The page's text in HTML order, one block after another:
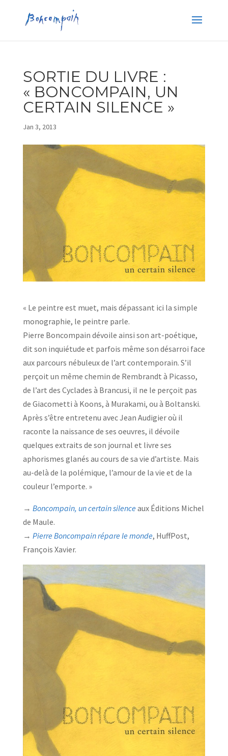
SORTIE DU LIVRE :
« BONCOMPAIN, UN
CERTAIN SILENCE »
Jan 3, 2013
« Le peintre est muet, mais dépassant ici la simple
monographie, le peintre parle.
Pierre Boncompain dévoile ainsi son art-poétique,
dit son inquiétude et parfois même son désarroi face
aux parcours nébuleux de l’art contemporain. S’il
perçoit un même chemin de Rembrandt à Picasso,
de l’art des Cyclades à Brancusi, il ne le perçoit pas
de Giacometti à Koons, à Murakami, ou à Boltanski.
Après s’être entretenu avec Jean Audigier où il
raconte la naissance de ses oeuvres, il dévoile
quelques extraits de son journal et livre ses
aphorismes glanés au cours de sa vie d’artiste. Mais
au-delà de la polémique, l’amour de la vie et de la
couleur l’emporte. »
→ Boncompain, un certain silence aux Éditions Michel
de Maule.
→ Pierre Boncompain répare le monde, HuffPost,
François Xavier.